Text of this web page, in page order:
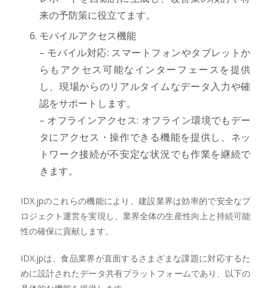
来の予防策に役立てます。
モバイルアクセス機能
– モバイル対応: スマートフォンやタブレットか
らもアクセス可能なインターフェースを提供
し、現場からのリアルタイムなデータ入力や確
認をサポートします。
– オフラインアクセス: オフライン環境でもデー
タにアクセス・操作できる機能を提供し、ネッ
トワーク接続が不安定な状況でも作業を継続で
きます。
IDX.jpのこれらの機能により、建設業界は効率的で安全なプ
ロジェクト運営を実現し、業界全体の生産性向上と持続可能
性の確保に貢献します。
IDX.jpは、食品業界が直面するさまざまな課題に対応するた
めに設計されたデータ共有プラットフォームであり、以下の